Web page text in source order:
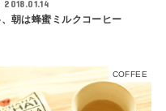
2018.01.14
朝は蜂蜜ミルクコーヒー
COFFEE